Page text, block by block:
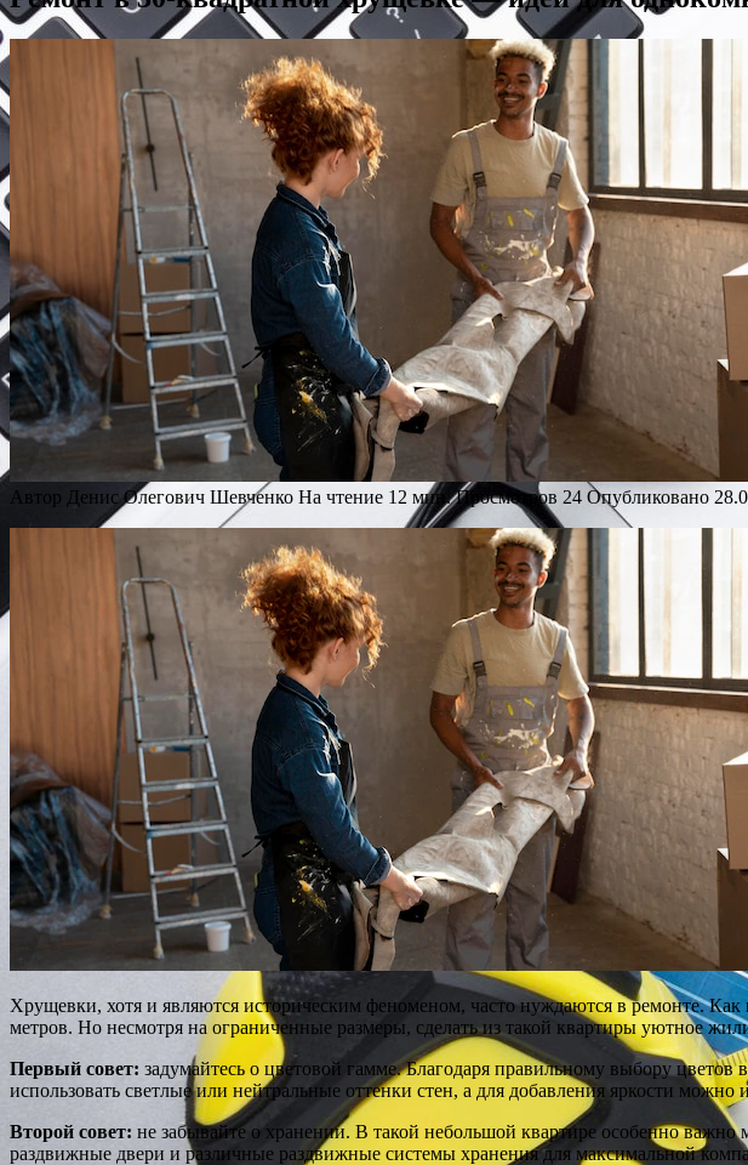
Автор Денис Олегович Шевченко На чтение 12 мин. Просмотров 24 Опубликовано
Хрущевки, хотя и являются историческим феноменом, часто нуждаются в ремонте.
метров. Но несмотря на ограниченные размеры, сделать из такой квартиры уютное
Первый совет: задумайтесь о цветовой гамме. Благодаря правильному выбору цветов
использовать светлые или нейтральные оттенки стен, а для добавления яркости можно
Второй совет: не забывайте о хранении. В такой небольшой квартире особенно
раздвижные двери и различные раздвижные системы хранения для максимальной